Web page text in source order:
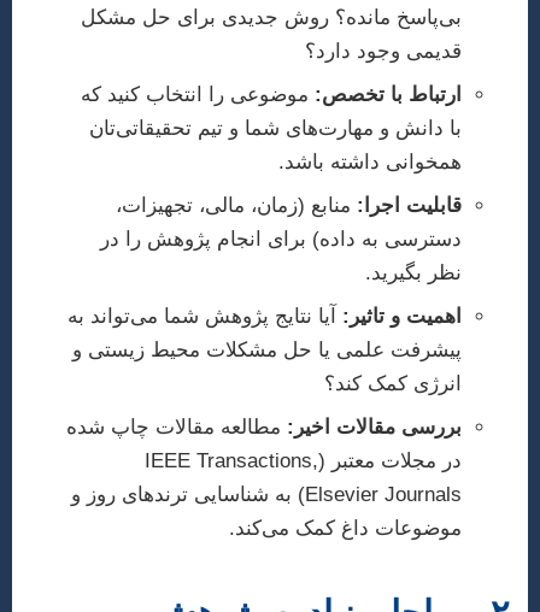
بی‌پاسخ مانده؟ روش جدیدی برای حل مشکل
قدیمی وجود دارد؟
ارتباط با تخصص: موضوعی را انتخاب کنید که
با دانش و مهارت‌های شما و تیم تحقیقاتی‌تان
همخوانی داشته باشد.
قابلیت اجرا: منابع (زمان، مالی، تجهیزات،
دسترسی به داده) برای انجام پژوهش را در
نظر بگیرید.
اهمیت و تاثیر: آیا نتایج پژوهش شما می‌تواند به
پیشرفت علمی یا حل مشکلات محیط زیستی و
انرژی کمک کند؟
بررسی مقالات اخیر: مطالعه مقالات چاپ شده
در مجلات معتبر (IEEE Transactions,
Elsevier Journals) به شناسایی ترندهای روز و
موضوعات داغ کمک می‌کند.